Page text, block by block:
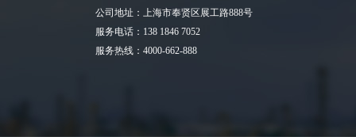
公司地址：上海市奉贤区展工路888号
服务电话：138 1846 7052
服务热线：4000-662-888